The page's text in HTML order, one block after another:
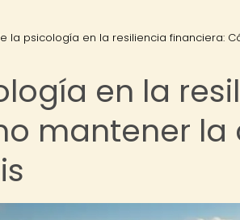
la psicología en la resiliencia financiera:
en la
mantener la